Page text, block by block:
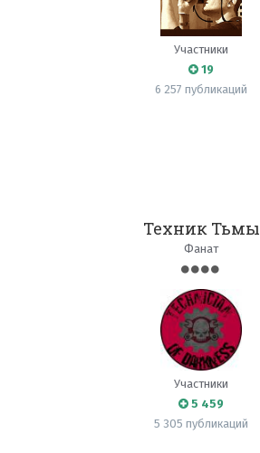
Участники
19
6 257 публикаций
Техник Тьмы
Фанат
Участники
5 459
5 305 публикаций